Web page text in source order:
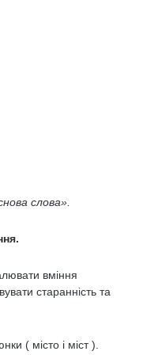
слова».
вміння
старанність та
( місто і міст ).